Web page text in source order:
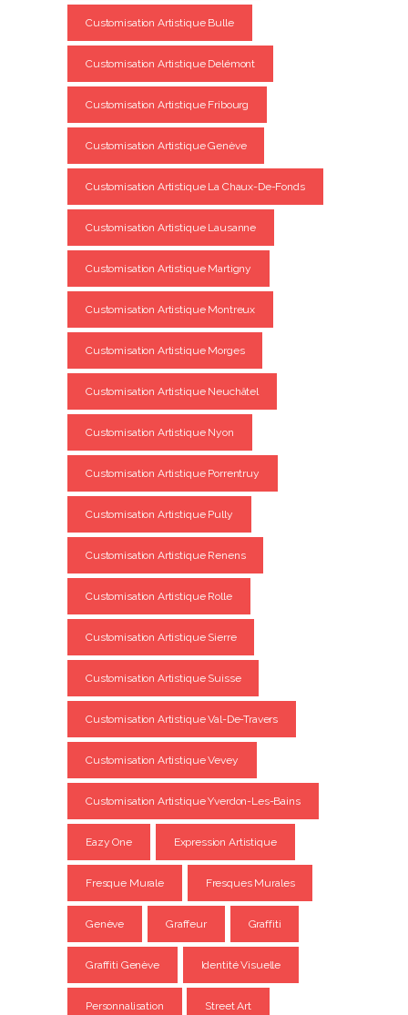
Customisation Artistique Bulle
Customisation Artistique Delémont
Customisation Artistique Fribourg
Customisation Artistique Genève
Customisation Artistique La Chaux-De-Fonds
Customisation Artistique Lausanne
Customisation Artistique Martigny
Customisation Artistique Montreux
Customisation Artistique Morges
Customisation Artistique Neuchâtel
Customisation Artistique Nyon
Customisation Artistique Porrentruy
Customisation Artistique Pully
Customisation Artistique Renens
Customisation Artistique Rolle
Customisation Artistique Sierre
Customisation Artistique Suisse
Customisation Artistique Val-De-Travers
Customisation Artistique Vevey
Customisation Artistique Yverdon-Les-Bains
Eazy One Expression Artistique
Fresque Murale Fresques Murales
Genève Graffeur Graffiti
Graffiti Genève Identité Visuelle
Personnalisation Street Art